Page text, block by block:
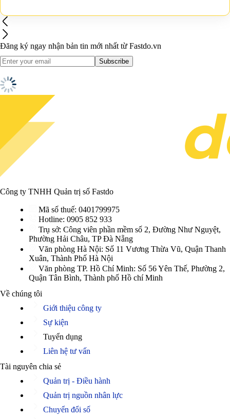
Đăng ký ngay nhận bản tin mới nhất từ Fastdo.vn
Công ty TNHH Quản trị số Fastdo
Mã số thuế: 0401799975
Hotline: 0905 852 933
Trụ sở: Công viên phần mềm số 2, Đường Như Nguyệt,
Phường Hải Châu, TP Đà Nẵng
Văn phòng Hà Nội: Số 11 Vương Thừa Vũ, Quận Thanh
Xuân, Thành Phố Hà Nội
Văn phòng TP. Hồ Chí Minh: Số 56 Yên Thế, Phường 2,
Quận Tân Bình, Thành phố Hồ chí Minh
Về chúng tôi
Giới thiệu công ty
Sự kiện
Tuyển dụng
Liên hệ tư vấn
Tài nguyên chia sẻ
Quản trị - Điều hành
Quản trị nguồn nhân lực
Chuyển đổi số